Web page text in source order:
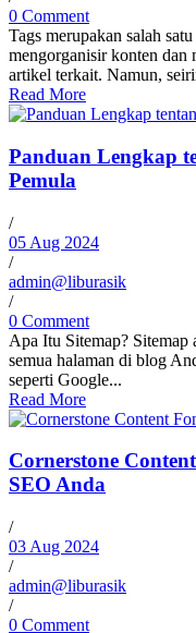
0 Comment
Tags merupakan salah
mengorganisir konten dan
artikel terkait. Namun,
Read More
Panduan Lengkap
Pemula
/
05 Aug 2024
/
admin@liburasik
/
0 Comment
Apa Itu Sitemap? Sitemap
semua halaman di blog
seperti Google...
Read More
Cornerstone
SEO Anda
/
03 Aug 2024
/
admin@liburasik
/
0 Comment